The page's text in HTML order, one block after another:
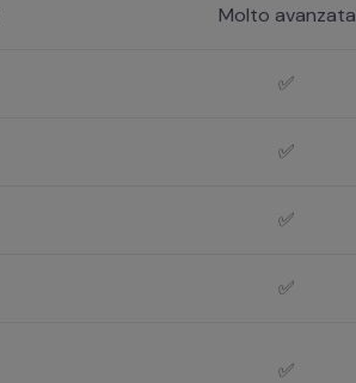
Molto avanzata
✅
✅
✅
✅
✅